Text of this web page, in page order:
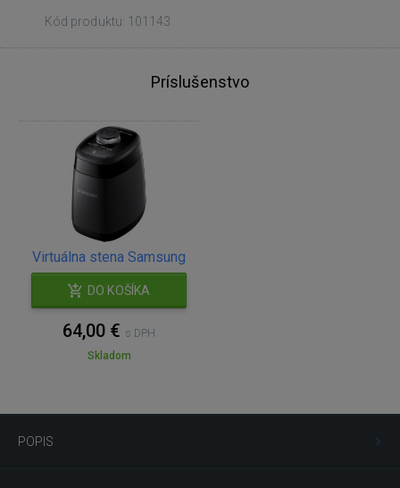
Kód produktu: 101143
Príslušenstvo
Virtuálna stena Samsung
DO KOŠÍKA
64,00 € s DPH
Skladom
POPIS